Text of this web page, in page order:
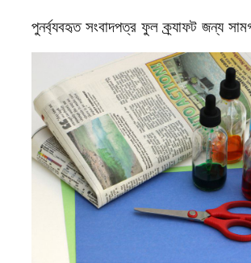
পুনর্ব্যবহৃত সংবাদপত্র ফুল ক্র্যাফট জন্য